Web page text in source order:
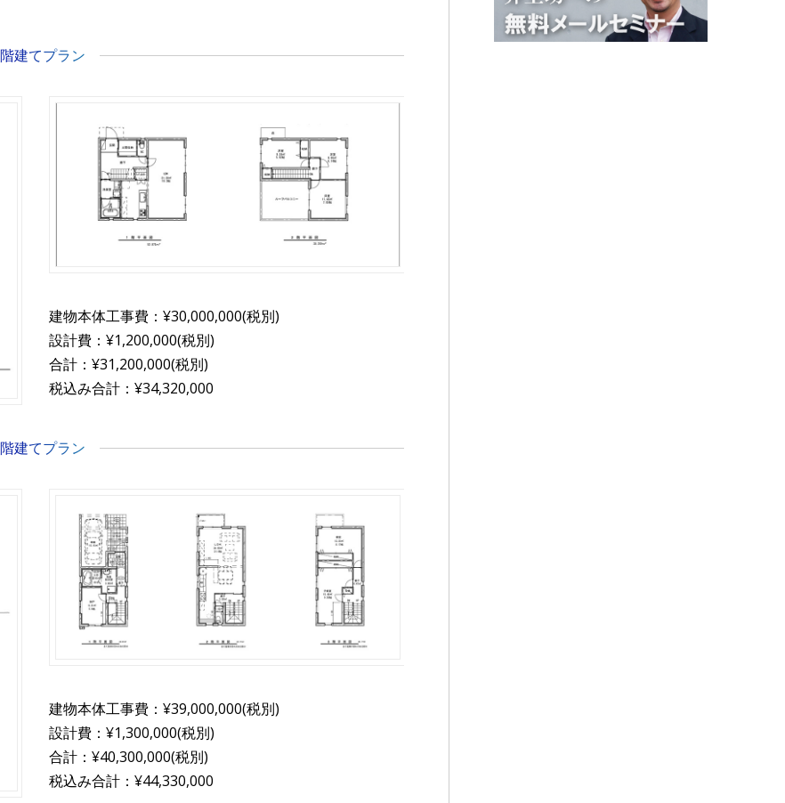
建てプラン
建物本体工事費：¥30,000,000(税別)
設計費：¥1,200,000(税別)
合計：¥31,200,000(税別)
税込み合計：¥34,320,000
建てプラン
建物本体工事費：¥39,000,000(税別)
設計費：¥1,300,000(税別)
合計：¥40,300,000(税別)
税込み合計：¥44,330,000